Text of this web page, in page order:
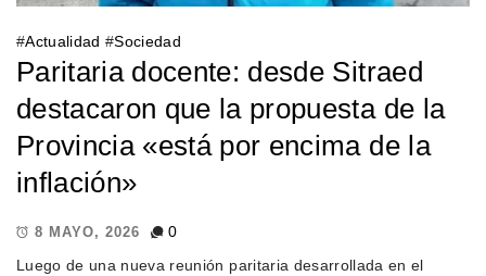
#Actualidad #Sociedad
Paritaria docente: desde Sitraed
destacaron que la propuesta de la
Provincia «está por encima de la
inflación»
8 MAYO, 2026
0
Luego de una nueva reunión paritaria desarrollada en el